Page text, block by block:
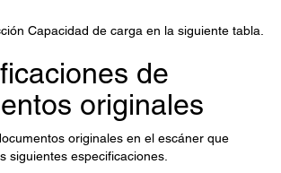
Capacidad de carga en la siguiente tabla.
de
originales
originales en el escáner que
siguientes especificaciones.